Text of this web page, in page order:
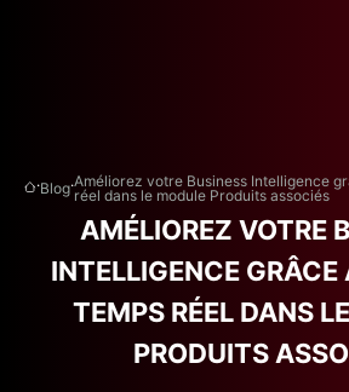
.Blog.Améliorez votre Business Intelligence
réel dans le module Produits associés
AMÉLIOREZ VOTRE
INTELLIGENCE GRÂCE
TEMPS RÉEL DANS
PRODUITS